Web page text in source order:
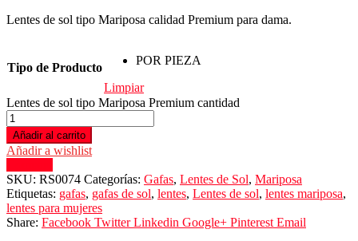
Lentes de sol tipo Mariposa calidad Premium para dama.
Tipo de Producto
POR PIEZA
Limpiar
Lentes de sol tipo Mariposa Premium cantidad
Añadir al carrito
Añadir a wishlist
SKU: RS0074 Categorías: Gafas, Lentes de Sol, Mariposa
Etiquetas: gafas, gafas de sol, lentes, Lentes de sol, lentes mariposa,
lentes para mujeres
Share: Facebook Twitter Linkedin Google+ Pinterest Email